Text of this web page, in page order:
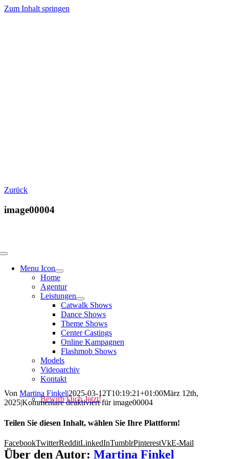
Zum Inhalt springen
Menu Icon
Home
Agentur
Leistungen
Catwalk Shows
Dance Shows
Theme Shows
Center Castings
Online Kampagnen
Flashmob Shows
Models
Videoarchiv
Kontakt
Bewirb Dich Jetzt!
Zurück
image00004
Von Martina Finkel|2025-03-12T10:19:21+01:00März 12th,
2025|Kommentare deaktiviertfür image00004
Teilen Sie diesen Inhalt, wählen Sie Ihre Plattform!
FacebookTwitterRedditLinkedInTumblrPinterestVkE-Mail
Über den Autor: Martina Finkel